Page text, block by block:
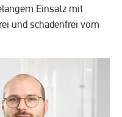
Einsatz mit
und schadenfrei vom